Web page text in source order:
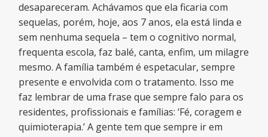
desapareceram. Achávamos que ela ficaria com
sequelas, porém, hoje, aos 7 anos, ela está linda e
sem nenhuma sequela – tem o cognitivo normal,
frequenta escola, faz balé, canta, enfim, um milagre
mesmo. A família também é espetacular, sempre
presente e envolvida com o tratamento. Isso me
faz lembrar de uma frase que sempre falo para os
residentes, profissionais e famílias: ‘Fé, coragem e
quimioterapia.’ A gente tem que sempre ir em